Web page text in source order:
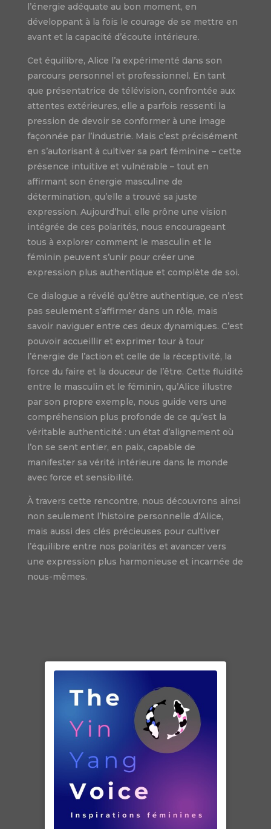
l’énergie adéquate au bon moment, en
développant à la fois le courage de se mettre en
avant et la capacité d’écoute intérieure.
Cet équilibre, Alice l’a expérimenté dans son
parcours personnel et professionnel. En tant
que présentatrice de télévision, confrontée aux
attentes extérieures, elle a parfois ressenti la
pression de devoir se conformer à une image
façonnée par l’industrie. Mais c’est précisément
en s’autorisant à cultiver sa part féminine – cette
présence intuitive et vulnérable – tout en
affirmant son énergie masculine de
détermination, qu’elle a trouvé sa juste
expression. Aujourd’hui, elle prône une vision
intégrée de ces polarités, nous encourageant
tous à explorer comment le masculin et le
féminin peuvent s’unir pour créer une
expression plus authentique et complète de soi.
Ce dialogue a révélé qu’être authentique, ce n’est
pas seulement s’affirmer dans un rôle, mais
savoir naviguer entre ces deux dynamiques. C’est
pouvoir accueillir et exprimer tour à tour
l’énergie de l’action et celle de la réceptivité, la
force du faire et la douceur de l’être. Cette fluidité
entre le masculin et le féminin, qu’Alice illustre
par son propre exemple, nous guide vers une
compréhension plus profonde de ce qu’est la
véritable authenticité : un état d’alignement où
l’on se sent entier, en paix, capable de
manifester sa vérité intérieure dans le monde
avec force et sensibilité.
À travers cette rencontre, nous découvrons ainsi
non seulement l’histoire personnelle d’Alice,
mais aussi des clés précieuses pour cultiver
l’équilibre entre nos polarités et avancer vers
une expression plus harmonieuse et incarnée de
nous-mêmes.